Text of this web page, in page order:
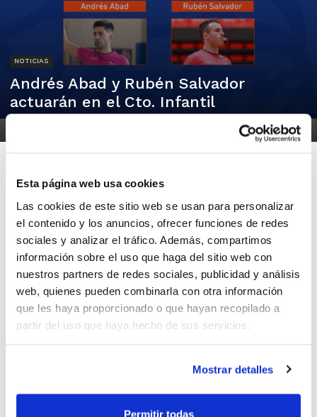
Esta página web usa cookies
Las cookies de este sitio web se usan para personalizar
el contenido y los anuncios, ofrecer funciones de redes
sociales y analizar el tráfico. Además, compartimos
información sobre el uso que haga del sitio web con
nuestros partners de redes sociales, publicidad y análisis
web, quienes pueden combinarla con otra información
que les haya proporcionado o que hayan recopilado a
partir del uso que haya hecho de sus servicios.
Mostrar detalles
Permitir todas
NOTICIAS
Andrés Abad y Rubén Salvador
actuarán en el Cto. Infantil
El Campeonato de España Infantil de
Clubes arranca el próximo 1 de junio y allí
estarán dos árbitros de la FBCV, Andrés
AbadyRubén Salvador.
Ambos han sido designados por la
dirigir los encuentros de la competición,